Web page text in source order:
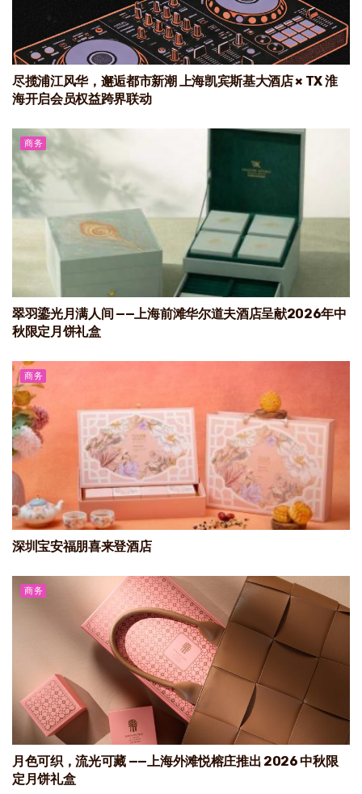
尽揽浦江风华，邂逅都市新潮 上海凯宾斯基大酒店 × TX 淮
海开启会员权益跨界联动
商务
翠羽鎏光月满人间 ——上海前滩华尔道夫酒店呈献2026年中
秋限定月饼礼盒
商务
深圳宝安福朋喜来登酒店
商务
月色可织，流光可藏 ——上海外滩悦榕庄推出 2026 中秋限
定月饼礼盒